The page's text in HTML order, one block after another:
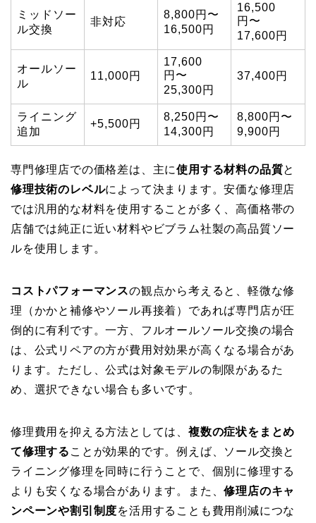
ミッドソー
ル交換
非対応
8,800円〜
16,500円
16,500
円〜
17,600円
オールソー
ル
11,000円
17,600
円〜
25,300円
37,400円
ライニング
追加
+5,500円
8,250円〜
14,300円
8,800円〜
9,900円
専門修理店での価格差は、主に使用する材料の品質と
修理技術のレベルによって決まります。安価な修理店
では汎用的な材料を使用することが多く、高価格帯の
店舗では純正に近い材料やビブラム社製の高品質ソー
ルを使用します。
コストパフォーマンスの観点から考えると、軽微な修
理（かかと補修やソール再接着）であれば専門店が圧
倒的に有利です。一方、フルオールソール交換の場合
は、公式リペアの方が費用対効果が高くなる場合があ
ります。ただし、公式は対象モデルの制限があるた
め、選択できない場合も多いです。
修理費用を抑える方法としては、 複数の症状をまとめ
て修理する ことが効果的です。例えば、ソール交換と
ライニング修理を同時に行うことで、個別に修理する
よりも安くなる場合があります。また、修理店のキャ
ンペーンや割引制度を活用することも費用削減につな